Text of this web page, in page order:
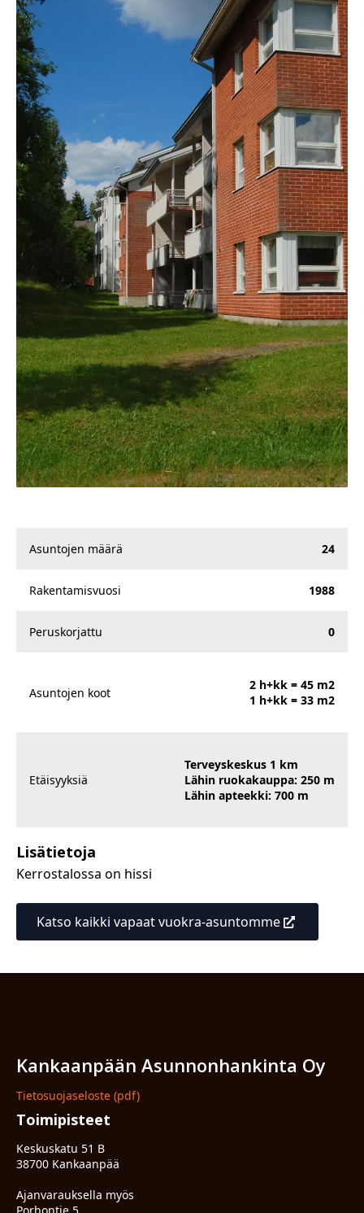
Asuntojen määrä 24
Rakentamisvuosi 1988
Peruskorjattu 0
Asuntojen koot
2 h+kk = 45 m2
1 h+kk = 33 m2
Etäisyyksiä
Terveyskeskus 1 km
Lähin ruokakauppa: 250 m
Lähin apteekki: 700 m
Lisätietoja
Kerrostalossa on hissi
Katso kaikki vapaat vuokra-asuntomme
Kankaanpään Asunnonhankinta Oy
Tietosuojaseloste (pdf)
Toimipisteet
Keskuskatu 51 B
38700 Kankaanpää
Ajanvarauksella myös